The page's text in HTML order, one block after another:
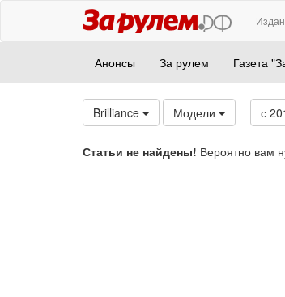
Анонсы За рулем Газета
Brilliance Модели с
Статьи не найдены! Вероятно вам